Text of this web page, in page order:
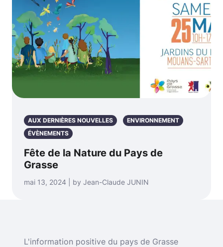
AUX DERNIÈRES NOUVELLES
ENVIRONNEMENT
ÉVÈNEMENTS
Fête de la Nature du Pays de
Grasse
mai 13, 2024 | by Jean-Claude JUNIN
L'information positive du pays de Grasse